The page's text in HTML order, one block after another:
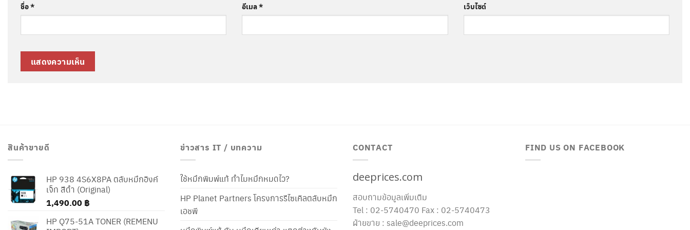
ชื่อ* อีเมล* เว็บไซต์
สินค้าขายดี
HP 938 4S6X8PA ตลับหมึกอิงค์
เจ็ท สีดำ (Original)
1,490.00 ฿
HP Q75-51A TONER (REMENU
ข่าวสาร IT / บทความ
ใช้หมึกพิมพ์แท้ ทำไมหมึกหมดไว?
HP Planet Partners โครงการรีไซเคิลตลับหมึก
เอชพี
CONTACT
deeprices.com
สอบถามข้อมูลเพิ่มเติม
Tel : 02-5740470 Fax : 02-5740473
ฝ่ายขาย : sale@deeprices.com
FIND US ON FACEBOOK